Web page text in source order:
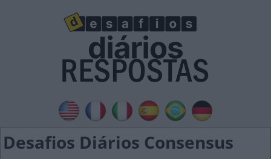
Desafios Diários Consensus